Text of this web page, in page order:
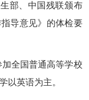
部、中国残联颁布
导意见》的体检要
全国普通高等学校
以英语为主。